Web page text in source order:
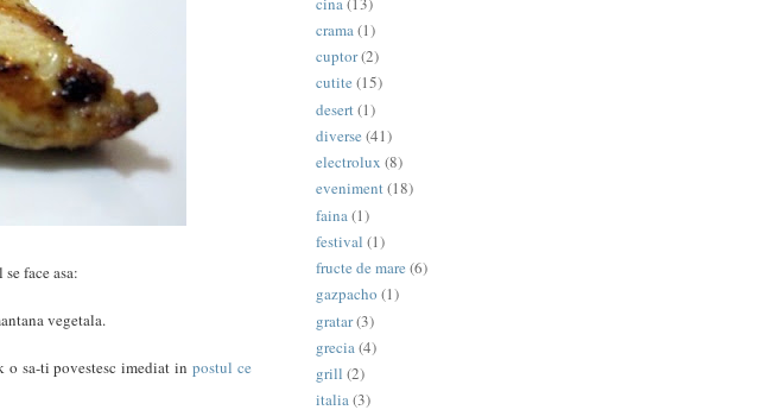
face asa:
vegetala.
o sa-ti povestesc imediat in postul ce
crama(1)
cuptor(2)
cutite (15)
desert (1)
diverse (41)
electrolux (8)
eveniment(18)
faina (1)
festival (1)
fructe de mare (6)
gazpacho (1)
gratar(3)
grecia(4)
grill (2)
italia(3)